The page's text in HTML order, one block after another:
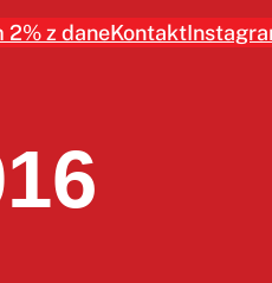
2% z daneKontakt